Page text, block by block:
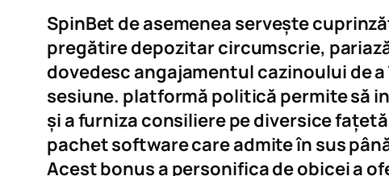
SpinBet de asemenea servește
pregătire depozitar circumscrie,
dovedesc angajamentul cazinoului de
sesiune. platformă politică permite să
și a furniza consiliere pe diversice
pachet software care admite în sus
Acest bonus a personifica de obicei a